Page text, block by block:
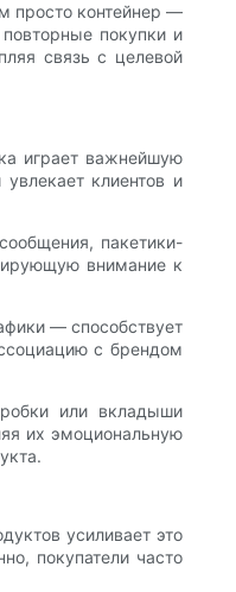
просто контейнер —
покупки и
связь с целевой
играет важнейшую
клиентов и
пакетики-
внимание к
— способствует
с брендом
или вкладыши
их эмоциональную
усиливает это
покупатели часто